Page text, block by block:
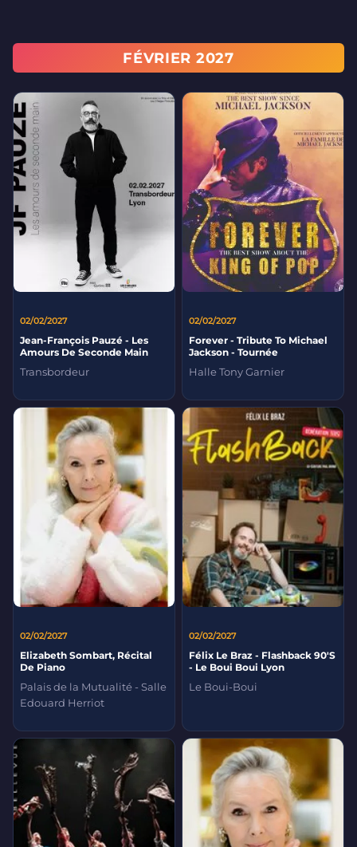
FÉVRIER 2027
02/02/2027
Jean-François Pauzé - Les
Amours De Seconde Main
Transbordeur
02/02/2027
Forever - Tribute To Michael
Jackson - Tournée
Halle Tony Garnier
02/02/2027
Elizabeth Sombart, Récital
De Piano
Palais de la Mutualité - Salle
Edouard Herriot
02/02/2027
Félix Le Braz - Flashback 90'S
- Le Boui Boui Lyon
Le Boui-Boui